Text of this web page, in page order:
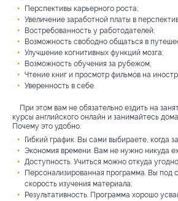
Перспективы карьерного роста;
Увеличение заработной платы в
Востребованность у работодателей;
Возможность свободно общаться в
Улучшение когнитивных функций мозга;
Возможность обучения за рубежом;
Чтение книг и просмотр фильмов на
Уверенность в себе.
При этом вам не обязательно ездить на
курсы английского онлайн и занимайтесь
Почему это удобно:
Гибкий график. Вы сами выбираете, когда
Экономия времени. Вам не нужно никуда
Доступность. Учиться можно откуда
Персонализированная программа. Вы под
скорость изучения материала;
Результативность. Программа хорошо